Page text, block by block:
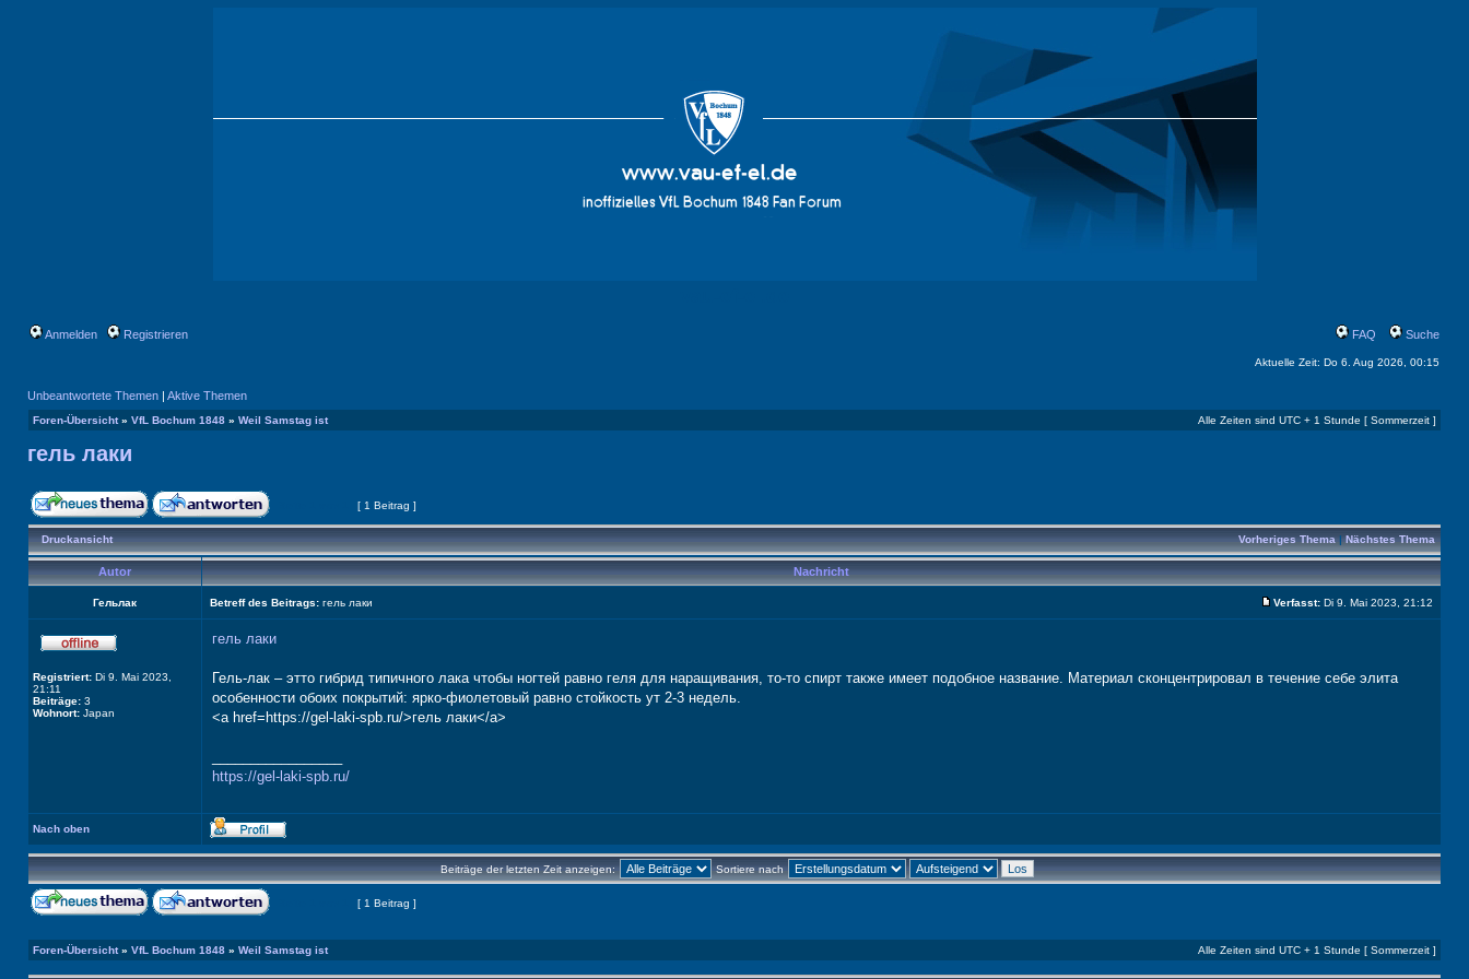
Anmelden Registrieren FAQ Suche
Aktuelle Zeit: Do 6. Aug 2026, 00:15
Unbeantwortete Themen | Aktive Themen
Foren-Übersicht» VfL Bochum 1848 » Weil Samstag ist Alle Zeiten sind UTC + 1 Stunde [ Sommerzeit ]
гель лаки
[ 1 Beitrag ]
Druckansicht Vorheriges Thema|Nächstes Thema
Autor Nachricht
Гельлак Betreff des Beitrags: гель лаки Verfasst: Di 9. Mai 2023, 21:12
Registriert: Di 9. Mai 2023,
21:11
Beiträge: 3
Wohnort: Japan
гель лаки
Гель-лак – этто гибрид типичного лака чтобы ногтей равно геля для наращивания, то-то спирт также имеет подобное название. Материал сконцентрировал в течение себе элита
особенности обоих покрытий: ярко-фиолетовый равно стойкость ут 2-3 недель.
<a href=https://gel-laki-spb.ru/>гель лаки</a>
https://gel-laki-spb.ru/
Nach oben
Beiträge der letzten Zeit anzeigen: Sortiere nach
[ 1 Beitrag ]
Foren-Übersicht» VfL Bochum 1848 » Weil Samstag ist Alle Zeiten sind UTC + 1 Stunde [ Sommerzeit ]